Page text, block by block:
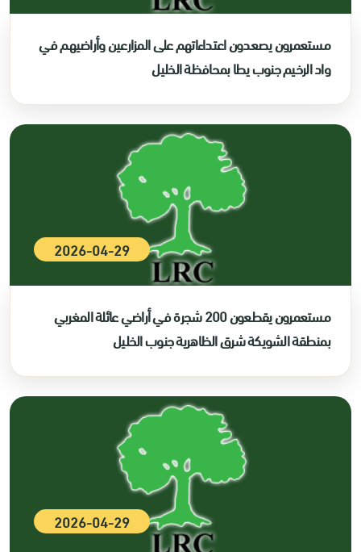
مستعمرون يصعدون اعتداءاتهم على المزارعين وأراضيهم في
واد الرخيم جنوب يطا بمحافظة الخليل
2026-04-29
مستعمرون يقطعون 200 شجرة في أراضي عائلة المغربي
بمنطقة الشويكة شرق الظاهرية جنوب الخليل
2026-04-29